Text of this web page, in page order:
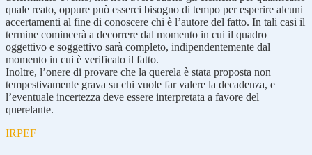
quale reato, oppure può esserci bisogno di tempo per esperire alcuni
accertamenti al fine di conoscere chi è l’autore del fatto. In tali casi il
termine comincerà a decorrere dal momento in cui il quadro
oggettivo e soggettivo sarà completo, indipendentemente dal
momento in cui è verificato il fatto.
Inoltre, l’onere di provare che la querela è stata proposta non
tempestivamente grava su chi vuole far valere la decadenza, e
l’eventuale incertezza deve essere interpretata a favore del
querelante.
IRPEF